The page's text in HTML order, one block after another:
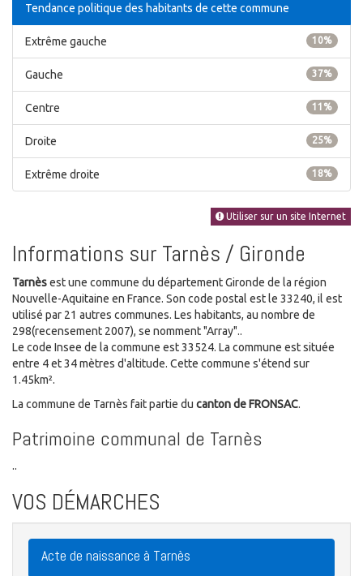
Tendance politique des habitants de cette commune
10%
Extrême gauche
37%
Gauche
11%
Centre
25%
Droite
18%
Extrême droite
Utiliser sur un site Internet
Informations sur Tarnès / Gironde
Tarnèsest une commune du département Gironde de la région
Nouvelle-Aquitaine en France. Son code postal est le 33240, il est
utilisé par 21 autres communes. Les habitants, au nombre de
298(recensement 2007), se nomment "Array"..
Le code Insee de la commune est 33524. La commune est située
entre 4 et 34 mètres d'altitude. Cette commune s'étend sur
1.45km².
La commune de Tarnès fait partie du canton de FRONSAC.
Patrimoine communal de Tarnès
..
VOS DÉMARCHES
Acte de naissance à Tarnès